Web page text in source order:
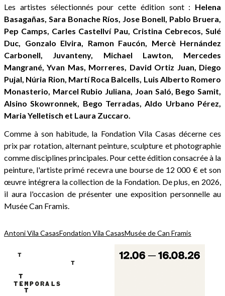
Les artistes sélectionnés pour cette édition sont : Helena
Basagañas, Sara Bonache Ríos, Jose Bonell, Pablo Bruera,
Pep Camps, Carles Castellví Pau, Cristina Cebrecos, Sulé
Duc, Gonzalo Elvira, Ramon Faucón, Mercè Hernández
Carbonell, Juvanteny, Michael Lawton, Mercedes
Mangrané, Yvan Mas, Morreres, David Ortiz Juan, Diego
Pujal, Núria Rion, Martí Roca Balcells, Luis Alberto Romero
Monasterio, Marcel Rubio Juliana, Joan Saló, Bego Samit,
Alsino Skowronnek, Bego Terradas, Aldo Urbano Pérez,
Maria Yelletisch et Laura Zuccaro.
Comme à son habitude, la Fondation Vila Casas décerne ces
prix par rotation, alternant peinture, sculpture et photographie
comme disciplines principales. Pour cette édition consacrée à la
peinture, l'artiste primé recevra une bourse de 12 000 € et son
œuvre intégrera la collection de la Fondation. De plus, en 2026,
il aura l'occasion de présenter une exposition personnelle au
Musée Can Framis.
Antoni Vila CasasFondation Vila CasasMusée de Can Framis